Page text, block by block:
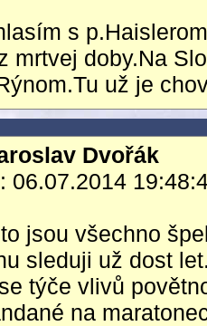
s
mrtvej doby.Na
už je
Dvořák
06.07.2014
jsou všechno
sleduji už dost
týče vlivů
na